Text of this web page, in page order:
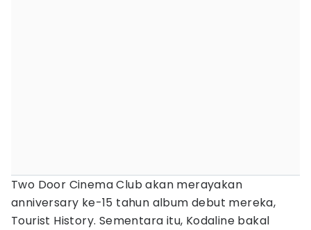
Two Door Cinema Club akan merayakan
anniversary ke-15 tahun album debut mereka,
Tourist History. Sementara itu, Kodaline bakal